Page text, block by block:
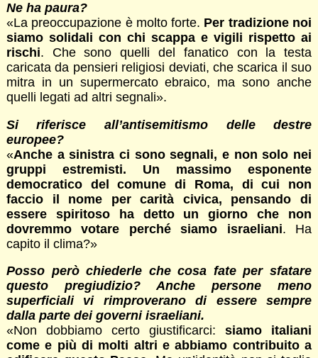
Ne ha paura?
«La preoccupazione è molto forte. Per tradizione noi
siamo solidali con chi scappa e vigili rispetto ai
rischi. Che sono quelli del fanatico con la testa
caricata da pensieri religiosi deviati, che scarica il suo
mitra in un supermercato ebraico, ma sono anche
quelli legati ad altri segnali».
Si riferisce all’antisemitismo delle destre
europee?
«Anche a sinistra ci sono segnali, e non solo nei
gruppi estremisti. Un massimo esponente
democratico del comune di Roma, di cui non
faccio il nome per carità civica, pensando di
essere spiritoso ha detto un giorno che non
dovremmo votare perché siamo israeliani. Ha
capito il clima?»
Posso però chiederle che cosa fate per sfatare
questo pregiudizio? Anche persone meno
superficiali vi rimproverano di essere sempre
dalla parte dei governi israeliani.
«Non dobbiamo certo giustificarci:siamo italiani
come e più di molti altri e abbiamo contribuito a